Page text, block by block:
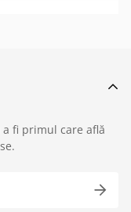
fi primul care află
›